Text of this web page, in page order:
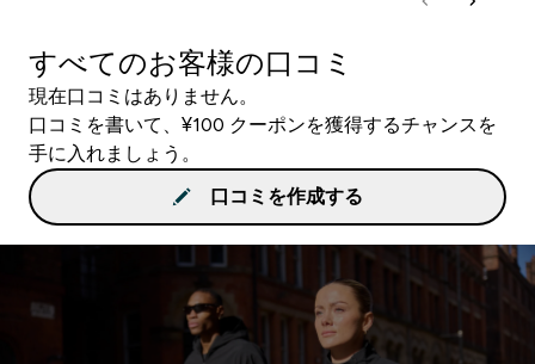
すべてのお客様の口コミ
現在口コミはありません。
口コミを書いて、¥100 クーポンを獲得するチャンスを
手に入れましょう。
口コミを作成する